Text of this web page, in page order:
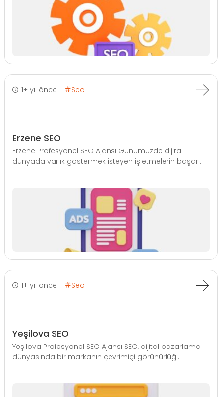
1+ yıl önce Seo
Erzene SEO
Erzene Profesyonel SEO Ajansı Günümüzde dijital
dünyada varlık göstermek isteyen işletmelerin başar...
1+ yıl önce Seo
Yeşilova SEO
Yeşilova Profesyonel SEO Ajansı SEO, dijital pazarlama
dünyasında bir markanın çevrimiçi görünürlüğ...